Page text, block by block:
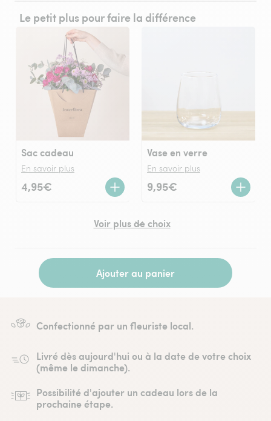
Le petit plus pour faire la différence
Sac cadeau
En savoir plus
4,95€
Vase en verre
En savoir plus
9,95€
Voir plus de choix
Ajouter au panier
Confectionné par un fleuriste local.
Livré dès aujourd'hui ou à la date de votre choix
(même le dimanche).
Possibilité d'ajouter un cadeau lors de la
prochaine étape.